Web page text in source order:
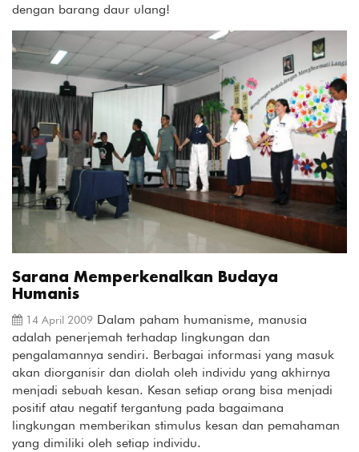
dengan barang daur ulang!
Sarana Memperkenalkan Budaya
Humanis
14 April 2009 Dalam paham humanisme, manusia
adalah penerjemah terhadap lingkungan dan
pengalamannya sendiri. Berbagai informasi yang masuk
akan diorganisir dan diolah oleh individu yang akhirnya
menjadi sebuah kesan. Kesan setiap orang bisa menjadi
positif atau negatif tergantung pada bagaimana
lingkungan memberikan stimulus kesan dan pemahaman
yang dimiliki oleh setiap individu.